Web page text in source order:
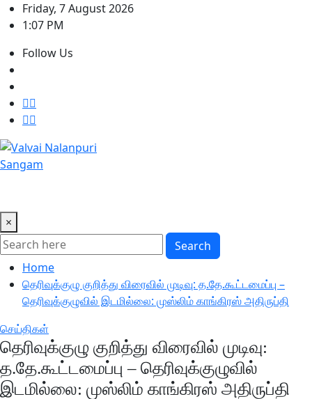
Skip
to
Friday, 7 August 2026
1:07 PM
Follow Us
×
Search
Home
தெரிவுக்குழு குறித்து விரைவில் முடிவு: த.தே.கூட்டமைப்பு –
தெரிவுக்குழுவில் இடமில்லை: முஸ்லிம் காங்கிரஸ் அதிருப்தி
செய்திகள்
தெரிவுக்குழு குறித்து விரைவில் முடிவு:
த.தே.கூட்டமைப்பு – தெரிவுக்குழுவில்
இடமில்லை: முஸ்லிம் காங்கிரஸ் அதிருப்தி